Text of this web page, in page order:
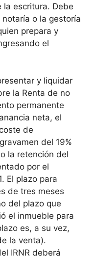
la escritura. Debe
o la gestoría
prepara y
el
y liquidar
la Renta de no
permanente
neta, el
de
del 19%
la retención del
por el
El plazo para
de tres meses
del plazo que
el inmueble para
es, a su vez,
la venta).
IRNR deberá